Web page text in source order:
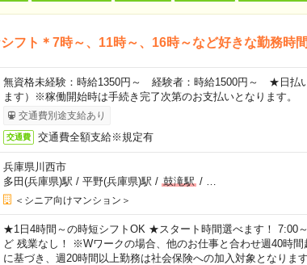
フト＊7時～、11時～、16時～など好きな勤務時
無資格未経験：時給1350円～ 経験者：時給1500円～ ★日払
ます）※稼働開始時は手続き完了次第のお支払いとなります。
交通費別途支給あり
交通費 交通費全額支給※規定有
兵庫県川西市
多田(兵庫県)駅 / 平野(兵庫県)駅 / 鼓滝駅/
＜シニア向けマンション＞
★1日4時間～の時短シフトOK ★スタート時間選べます！ 7:00
ど 残業なし！ ※Wワークの場合、他のお仕事と合わせ週40時
に基づき、週20時間以上勤務は社会保険への加入対象となり